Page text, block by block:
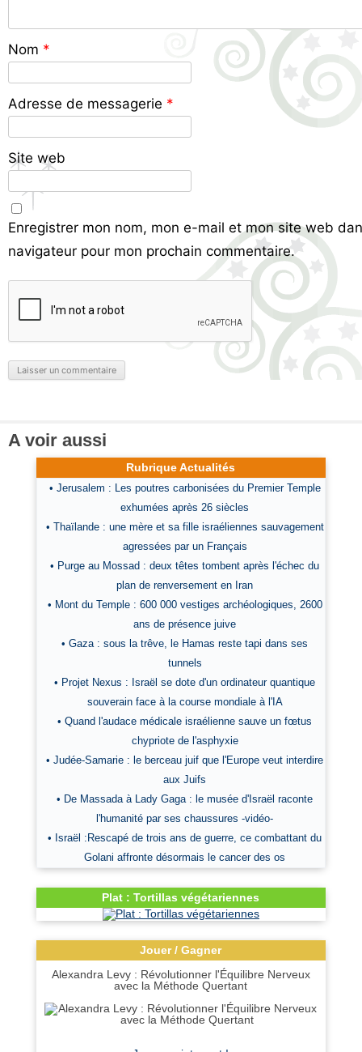
Nom *
Adresse de messagerie *
Site web
Enregistrer mon nom, mon e-mail et mon site web
navigateur pour mon prochain commentaire.
A voir aussi
Rubrique Actualités
• Jerusalem : Les poutres carbonisées du Premier Temple
exhumées après 26 siècles
• Thaïlande : une mère et sa fille israéliennes sauvagement
agressées par un Français
• Purge au Mossad : deux têtes tombent après l'échec du
plan de renversement en Iran
• Mont du Temple : 600 000 vestiges archéologiques, 2600
ans de présence juive
• Gaza : sous la trêve, le Hamas reste tapi dans ses
tunnels
• Projet Nexus : Israël se dote d'un ordinateur quantique
souverain face à la course mondiale à l'IA
• Quand l'audace médicale israélienne sauve un fœtus
chypriote de l'asphyxie
• Judée-Samarie : le berceau juif que l'Europe veut interdire
aux Juifs
• De Massada à Lady Gaga : le musée d'Israël raconte
l'humanité par ses chaussures -vidéo-
• Israël :Rescapé de trois ans de guerre, ce combattant du
Golani affronte désormais le cancer des os
Plat : Tortillas végétariennes
Jouer / Gagner
Alexandra Levy : Révolutionner l'Équilibre Nerveux
avec la Méthode Quertant